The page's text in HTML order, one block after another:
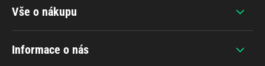
Vše o nákupu
Informace o nás